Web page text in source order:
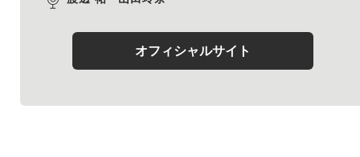
オフィシャルサイト